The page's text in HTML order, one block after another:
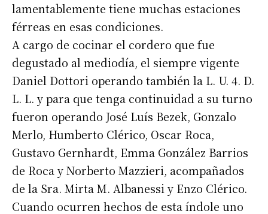
lamentablemente tiene muchas estaciones
férreas en esas condiciones.
A cargo de cocinar el cordero que fue
degustado al mediodía, el siempre vigente
Daniel Dottori operando también la L. U. 4. D.
L. L. y para que tenga continuidad a su turno
fueron operando José Luís Bezek, Gonzalo
Merlo, Humberto Clérico, Oscar Roca,
Gustavo Gernhardt, Emma González Barrios
de Roca y Norberto Mazzieri, acompañados
de la Sra. Mirta M. Albanessi y Enzo Clérico.
Cuando ocurren hechos de esta índole uno